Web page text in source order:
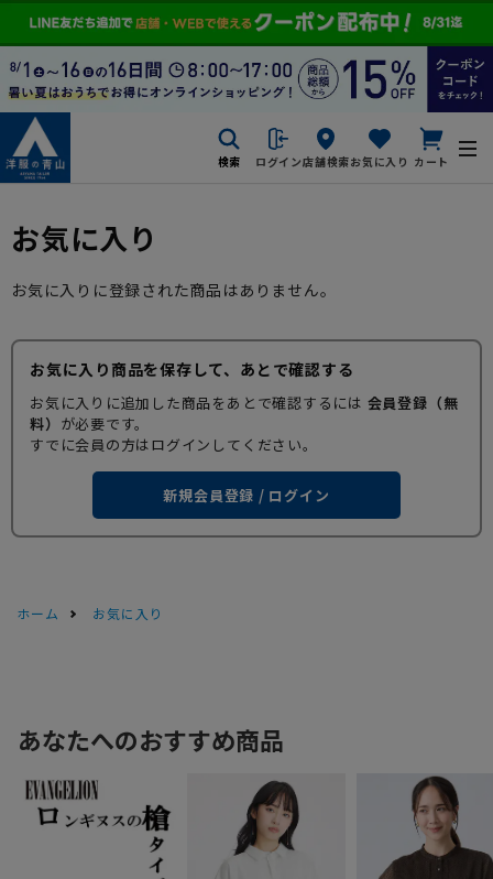
検索 ログイン店舗検索お気に入り カート
お気に入り
お気に入りに登録された商品はありません。
お気に入り商品を保存して、あとで確認する
お気に入りに追加した商品をあとで確認するには 会員登録（無
料） が必要です。
すでに会員の方はログインしてください。
新規会員登録 / ログイン
ホーム お気に入り